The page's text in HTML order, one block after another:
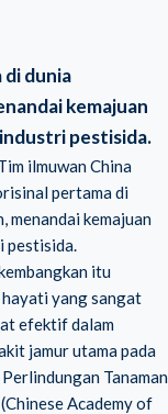
dunia
kemajuan
pestisida.
ilmuwan China
pertama di
, menandai kemajuan
pestisida.
itu
yang sangat
efektif dalam
jamur utama pada
Tanaman
Academy of